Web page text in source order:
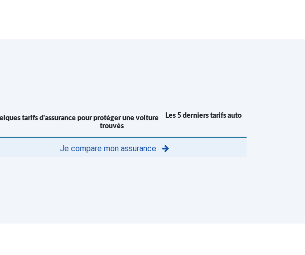
Les 5 derniers tarifs auto
trouvés
Je compare mon assurance